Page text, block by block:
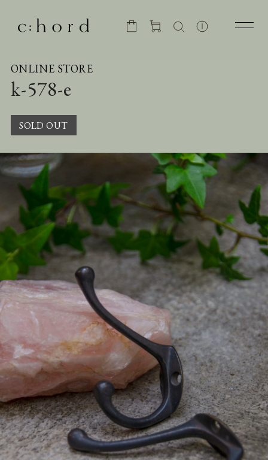
ONLINE STORE
k-578-e